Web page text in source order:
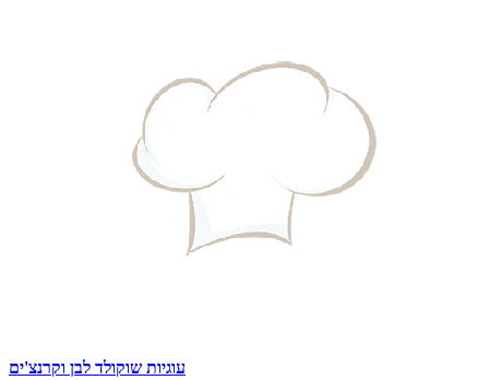
עוגיות שוקולד לבן וקרנצ'ים